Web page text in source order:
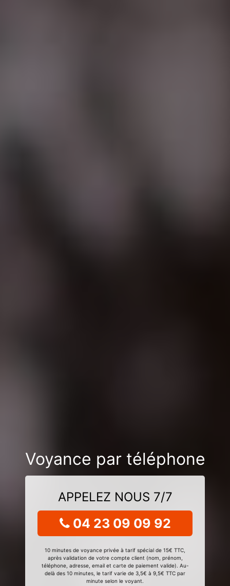
Voyance par téléphone
APPELEZ NOUS 7/7
04 23 09 09 92
10 minutes de voyance privée à tarif spécial de 15€ TTC,
après validation de votre compte client (nom, prénom,
téléphone, adresse, email et carte de paiement valide). Au-
delà des 10 minutes, le tarif varie de 3,5€ à 9,5€ TTC par
minute selon le voyant.